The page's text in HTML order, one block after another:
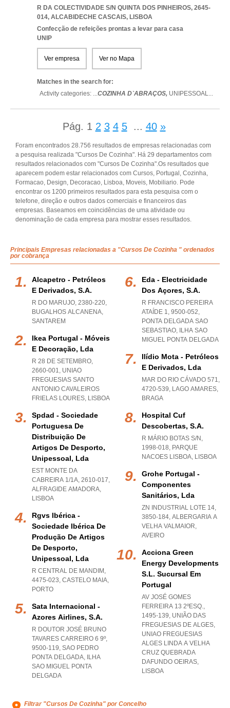
R DA COLECTIVIDADE S/N QUINTA DOS PINHEIROS, 2645-
014, ALCABIDECHE CASCAIS, LISBOA
Confecção de refeições prontas a levar para casa
UNIP
Ver empresa Ver no Mapa
Matches in the search for:
Activity categories: ...COZINHA D`ABRAÇOS, UNIPESSOAL...
Pág. 1 2 3 4 5 ... 40 »
Foram encontrados 28.756 resultados de empresas relacionadas com
a pesquisa realizada "Cursos De Cozinha". Há 29 departamentos com
resultados relacionados com "Cursos De Cozinha".Os resultados que
aparecem podem estar relacionados com Cursos, Portugal, Cozinha,
Formacao, Design, Decoracao, Lisboa, Moveis, Mobiliario. Pode
encontrar os 1200 primeiros resultados para esta pesquisa com o
telefone, direção e outros dados comerciais e financeiros das
empresas. Baseamos em coincidências de uma atividade ou
denominação de cada empresa para mostrar esses resultados.
Principais Empresas relacionadas a "Cursos De Cozinha " ordenados
por cobrança
Alcapetro - Petróleos
E Derivados, S.a.
R DO MARUJO, 2380-220,
BUGALHOS ALCANENA,
SANTAREM
Ikea Portugal - Móveis
E Decoração, Lda
R 28 DE SETEMBRO,
2660-001, UNIAO
FREGUESIAS SANTO
ANTONIO CAVALEIROS
FRIELAS LOURES, LISBOA
Spdad - Sociedade
Portuguesa De
Distribuição De
Artigos De Desporto,
Unipessoal, Lda
EST MONTE DA
CABREIRA 1/1A, 2610-017,
ALFRAGIDE AMADORA,
LISBOA
Rgvs Ibérica -
Sociedade Ibérica De
Produção De Artigos
De Desporto,
Unipessoal, Lda
R CENTRAL DE MANDIM,
4475-023, CASTELO MAIA,
PORTO
Sata Internacional -
Azores Airlines, S.a.
R DOUTOR JOSÉ BRUNO
TAVARES CARREIRO 6 9º,
9500-119, SAO PEDRO
PONTA DELGADA, ILHA
SAO MIGUEL PONTA
DELGADA
Eda - Electricidade
Dos Açores, S.a.
R FRANCISCO PEREIRA
ATAÍDE 1, 9500-052,
PONTA DELGADA SAO
SEBASTIAO, ILHA SAO
MIGUEL PONTA DELGADA
Ilídio Mota - Petróleos
E Derivados, Lda
MAR DO RIO CÁVADO 571,
4720-539, LAGO AMARES,
BRAGA
Hospital Cuf
Descobertas, S.a.
R MÁRIO BOTAS S/N,
1998-018, PARQUE
NACOES LISBOA, LISBOA
Grohe Portugal -
Componentes
Sanitários, Lda
ZN INDUSTRIAL LOTE 14,
3850-184, ALBERGARIA A
VELHA VALMAIOR,
AVEIRO
Acciona Green
Energy Developments
S.l. Sucursal Em
Portugal
AV JOSÉ GOMES
FERREIRA 13 2ºESQ.,
1495-139, UNIÃO DAS
FREGUESIAS DE ALGES,
UNIAO FREGUESIAS
ALGES LINDA A VELHA
CRUZ QUEBRADA
DAFUNDO OEIRAS,
LISBOA
Filtrar "Cursos De Cozinha" por Concelho